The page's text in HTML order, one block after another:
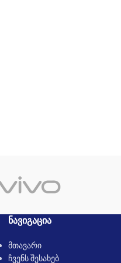
ᲜᲐᲕᲘᲒᲐᲪᲘᲐ
მთავარი
ჩვენს შესახებ